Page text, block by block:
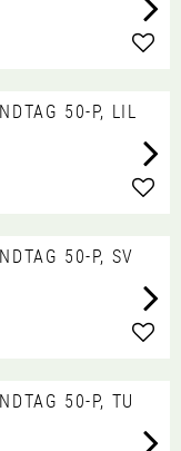
50-P, LIL
50-P, SV
50-P, TU